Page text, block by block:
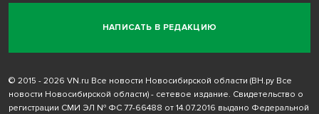
НАПИСАТЬ В РЕДАКЦИЮ
© 2015 - 2026 VN.ru Все новости Новосибирской области (ВН.ру Все
новости Новосибирской области) - сетевое издание. Свидетельство о
регистрации СМИ ЭЛ № ФС 77-66488 от 14.07.2016 выдано Федеральной